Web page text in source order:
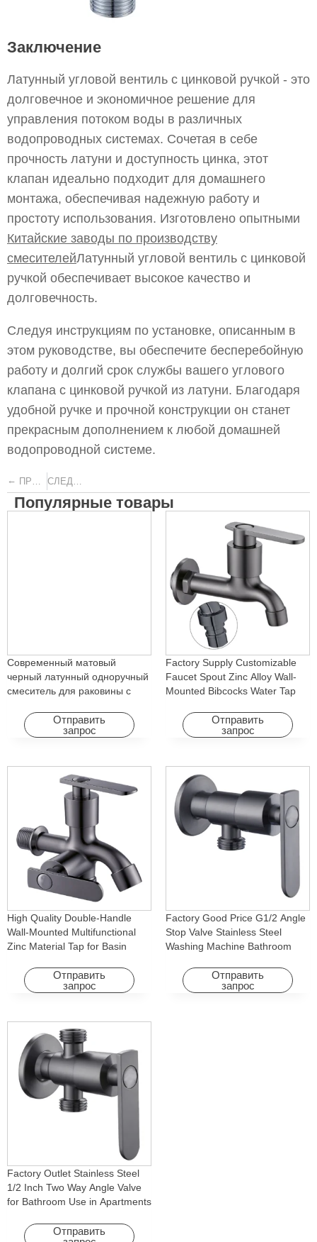
Заключение
Латунный угловой вентиль с цинковой ручкой - это
долговечное и экономичное решение для
управления потоком воды в различных
водопроводных системах. Сочетая в себе
прочность латуни и доступность цинка, этот
клапан идеально подходит для домашнего
монтажа, обеспечивая надежную работу и
простоту использования. Изготовлено опытными
Китайские заводы по производству
смесителейЛатунный угловой вентиль с цинковой
ручкой обеспечивает высокое качество и
долговечность.
Следуя инструкциям по установке, описанным в
этом руководстве, вы обеспечите бесперебойную
работу и долгий срок службы вашего углового
клапана с цинковой ручкой из латуни. Благодаря
удобной ручке и прочной конструкции он станет
прекрасным дополнением к любой домашней
водопроводной системе.
← ПРЕДЫДУЩИЙ СЛЕДУЮЩИЙ
Популярные товары
Современный матовый
черный латунный одноручный
смеситель для раковины с
с вращающейся функцией
для отеля и квартиры
Отправить
запрос
Factory Supply Customizable
Faucet Spout Zinc Alloy Wall-
Mounted Bibcocks Water Tap
Отправить
запрос
High Quality Double-Handle
Wall-Mounted Multifunctional
Zinc Material Tap for Basin
Homes
Отправить
запрос
Factory Good Price G1/2 Angle
Stop Valve Stainless Steel
Washing Machine Bathroom
Apartments & Hotels
Отправить
запрос
Factory Outlet Stainless Steel
1/2 Inch Two Way Angle Valve
for Bathroom Use in Apartments
Отправить